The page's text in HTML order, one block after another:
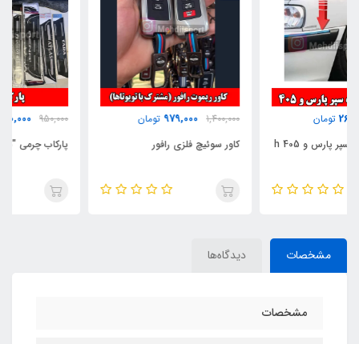
1,400,000
تومان
کاور سوئیچ فلزی رافور
950,000
تومان
پارکاب چرمی "بسته 4 عددی"
مشخصات دیدگاه‌ها
مشخصات